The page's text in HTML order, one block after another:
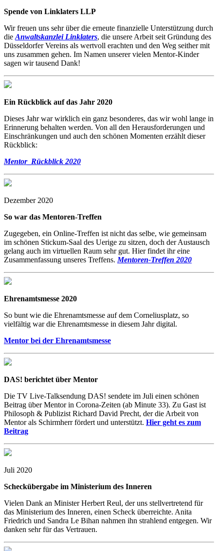
Spende von Linklaters LLP
Wir freuen uns sehr über die erneute finanzielle Unterstützung durch
die Anwaltskanzlei Linklaters, die unsere Arbeit seit Gründung des
Düsseldorfer Vereins als wertvoll erachten und den Weg seither mit
uns zusammen gehen. Im Namen unserer vielen Mentor-Kinder
sagen wir tausend Dank!
Ein Rückblick auf das Jahr 2020
Dieses Jahr war wirklich ein ganz besonderes, das wir wohl lange in
Erinnerung behalten werden. Von all den Herausforderungen und
Einschränkungen und auch den schönen Momenten erzählt dieser
Rückblick:
Mentor_Rückblick 2020
Dezember 2020
So war das Mentoren-Treffen
Zugegeben, ein Online-Treffen ist nicht das selbe, wie gemeinsam
im schönen Stickum-Saal des Uerige zu sitzen, doch der Austausch
gelang auch im virtuellen Raum sehr gut. Hier findet ihr eine
Zusammenfassung unseres Treffens. Mentoren-Treffen 2020
Ehrenamtsmesse 2020
So bunt wie die Ehrenamtsmesse auf dem Corneliusplatz, so
vielfältig war die Ehrenamtsmesse in diesem Jahr digital.
Mentor bei der Ehrenamtsmesse
DAS! berichtet über Mentor
Die TV Live-Talksendung DAS! sendete im Juli einen schönen
Beitrag über Mentor in Corona-Zeiten (ab Minute 33). Zu Gast ist
Philosoph & Publizist Richard David Precht, der die Arbeit von
Mentor als Schirmherr fördert und unterstützt. Hier geht es zum
Beitrag
Juli 2020
Scheckübergabe im Ministerium des Inneren
Vielen Dank an Minister Herbert Reul, der uns stellvertretend für
das Ministerium des Inneren, einen Scheck überreichte. Anita
Friedrich und Sandra Le Bihan nahmen ihn strahlend entgegen. Wir
danken sehr für das Vertrauen.